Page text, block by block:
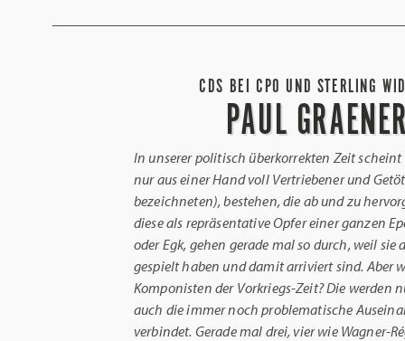
CDS BEI CPO UND STERLING
PAUL
In unserer politisch überkorrekten Zeit scheint
nur aus einer Hand voll Vertriebener und
bezeichneten), bestehen, die ab und zu
diese als repräsentative Opfer einer ganzen
oder Egk, gehen gerade mal so durch, weil
gespielt haben und damit arriviert sind. Aber
Komponisten der Vorkriegs-Zeit? Die
auch die immer noch problematische
verbindet. Gerade mal drei, vier wie Wagner-